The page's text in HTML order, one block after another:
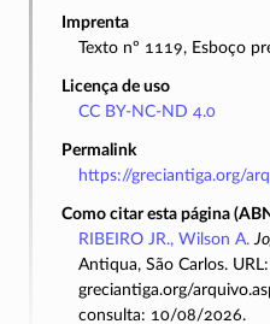
Imprenta
Texto nº 1119, Esboço
Licença de uso
CC BY-NC-ND 4.0
Permalink
https://greciantiga.org/
Como citar esta página
RIBEIRO JR., Wilson A.
Antiqua, São Carlos. URL:
greciantiga.org/
consulta: 10/08/2026.